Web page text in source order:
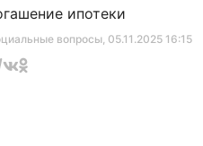
вопросы, 05.11.2025 16:15
ипотеки